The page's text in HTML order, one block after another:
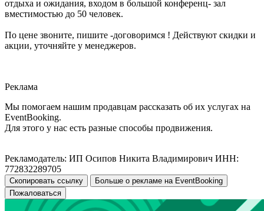
отдыха и ожидания, входом в большой конференц- зал
вместимостью до 50 человек.
По цене звоните, пишите -договоримся ! Действуют скидки и
акции, уточняйте у менеджеров.
Реклама
Мы помогаем нашим продавцам рассказать об их услугах на
EventBooking.
Для этого у нас есть разные способы продвижения.
Рекламодатель: ИП Осипов Никита Владимирович ИНН:
772832289705
Скопировать ссылку
Больше о рекламе на EventBooking
Пожаловаться